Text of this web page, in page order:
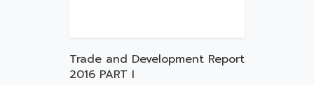
Trade and Development Report
2016 PART I